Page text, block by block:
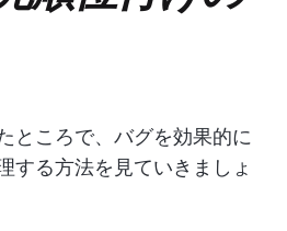
ところで、バグを効果的に
する方法を見ていきましょ